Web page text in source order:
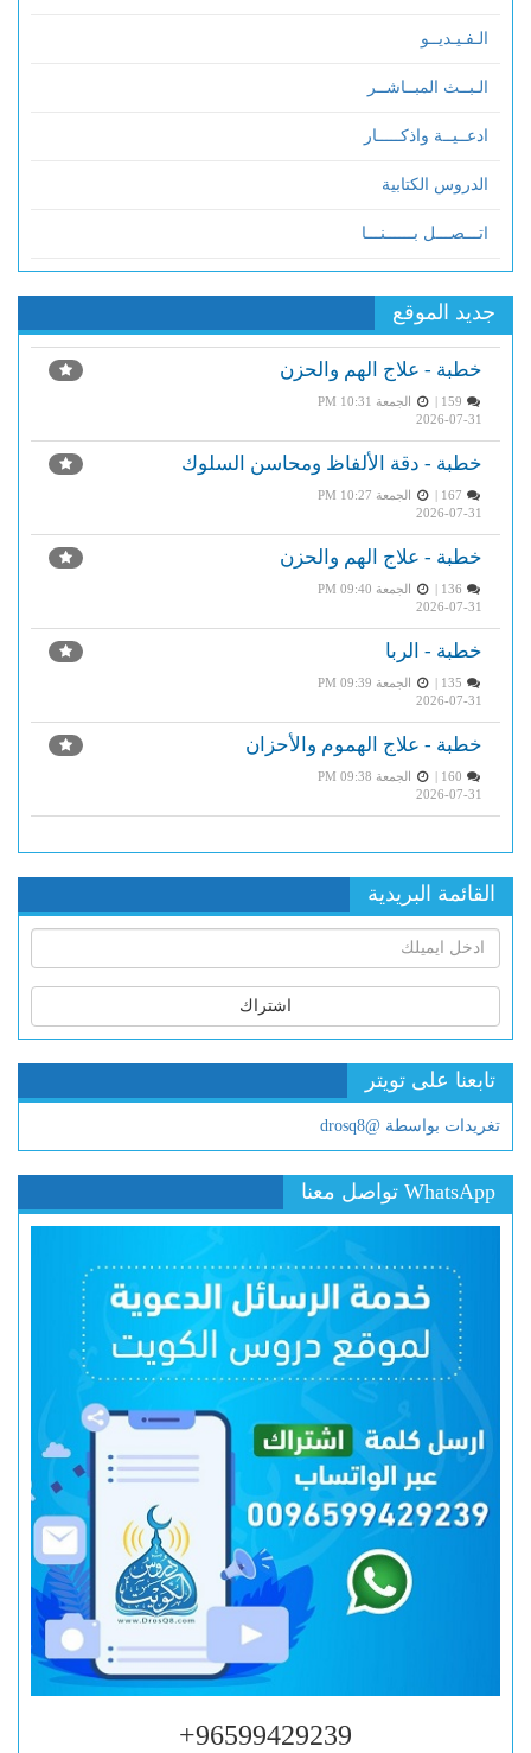
الـفـيـديــو
الـبــث المبــاشــر
ادعــيــة واذكـــــار
الدروس الكتابية
اتـــصـــل بــــــنـــا
جديد الموقع
خطبة - علاج الهم والحزن
الجمعة PM 10:31
2026-07-31
خطبة - دقة الألفاظ ومحاسن السلوك
الجمعة PM 10:27
2026-07-31
خطبة - علاج الهم والحزن
الجمعة PM 09:40
2026-07-31
خطبة - الربا
الجمعة PM 09:39
2026-07-31
خطبة - علاج الهموم والأحزان
الجمعة PM 09:38
2026-07-31
القائمة البريدية
اشتراك
تابعنا على تويتر
تغريدات بواسطة @drosq8
WhatsApp تواصل معنا
96599429239+